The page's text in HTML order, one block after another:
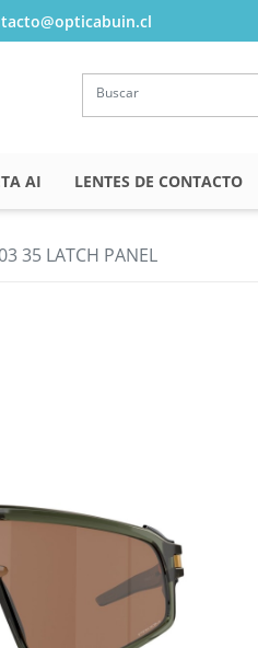
AI LENTES DE CONTACTO
35 LATCH PANEL